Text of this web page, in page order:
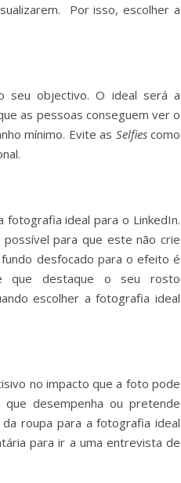
Por isso, escolher a
seu objectivo. O ideal será a
as pessoas conseguem ver o
mínimo. Evite as Selfiescomo
ideal para o LinkedIn.
para que este não crie
desfocado para o efeito é
que destaque o seu rosto
escolher a fotografia ideal
no impacto que a foto pode
desempenha ou pretende
roupa para a fotografia ideal
para ir a uma entrevista de